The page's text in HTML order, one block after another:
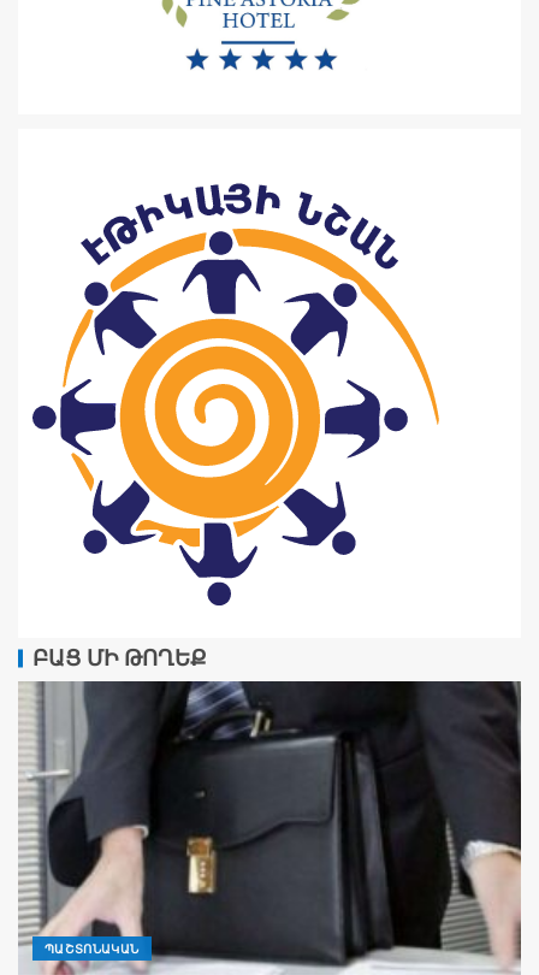
ԲԱՑ ՄԻ ԹՈՂԵՔ
ՊԱՇՏՈՆԱԿԱՆ